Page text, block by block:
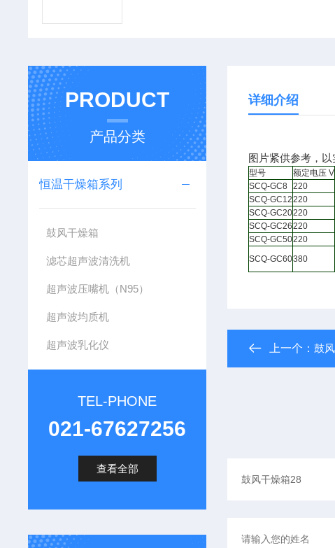
PRODUCT
产品分类
恒温干燥箱系列
鼓风干燥箱
滤芯超声波清洗机
超声波压嘴机（N95）
超声波均质机
超声波乳化仪
TEL-PHONE
021-67627256
查看全部
详细介绍
图片紧供参考，
型号 额定电压 V
SCQ-GC8 220
SCQ-GC12220
SCQ-GC20220
SCQ-GC26220
SCQ-GC50220
SCQ-GC60380
上一个：鼓